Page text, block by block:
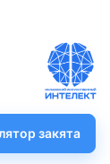
закята